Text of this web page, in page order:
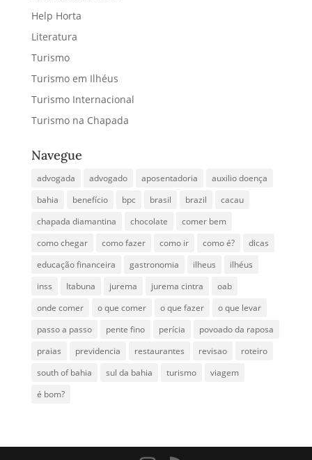
Help Horta
Literatura
Turismo
Turismo em Ilhéus
Turismo Internacional
Turismo na Chapada
Navegue
advogada advogado aposentadoria
auxilio doença
bahia
benefício bpc brasil brazil
cacau
chapada diamantina
chocolate
comer bem
como chegar
como fazer como ir como é?
dicas
educação financeira
gastronomia ilheus
ilhéus
inss
Itabuna jurema jurema cintra
oab
onde comer
o que comer o que fazer
o que levar
passo a passo
pente fino perícia
povoado da raposa
praias
previdencia restaurantes revisao
roteiro
south of bahia
sul da bahia turismo
viagem
é bom?